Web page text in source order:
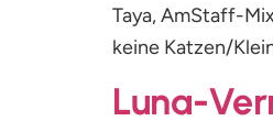
Taya, AmStaff-
keine Katzen/
Luna-